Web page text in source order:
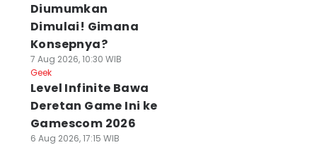
Diumumkan
Dimulai! Gimana
Konsepnya?
7 Aug 2026, 10:30 WIB
Geek
Level Infinite Bawa
Deretan Game Ini ke
Gamescom 2026
6 Aug 2026, 17:15 WIB